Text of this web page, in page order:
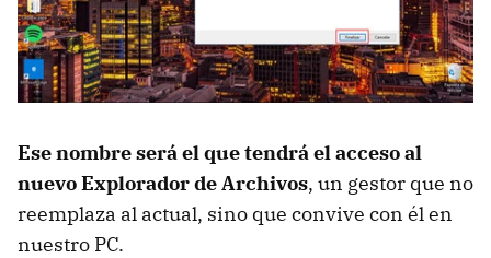
Ese nombre será el que tendrá el acceso al
nuevo Explorador de Archivos, un gestor que no
reemplaza al actual, sino que convive con él en
nuestro PC.